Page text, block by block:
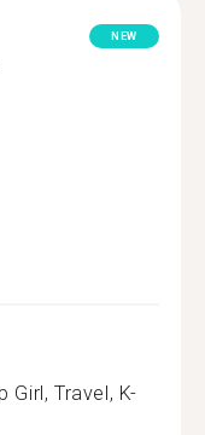
NEW
Girl, Travel, K-